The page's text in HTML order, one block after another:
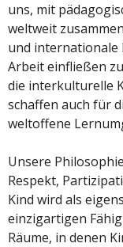
uns, mit
weltweit
und internationale
Arbeit einfließen
die interkulturelle
schaffen auch für
weltoffene
Unsere
Respekt,
Kind wird als
einzigartigen
Räume, in denen